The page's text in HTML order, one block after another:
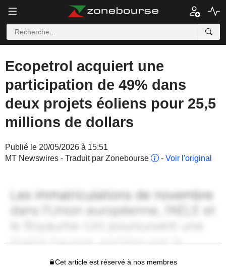
Ecopetrol acquiert une
participation de 49% dans
deux projets éoliens pour 25,5
millions de dollars
Publié le 20/05/2026 à 15:51
MT Newswires - Traduit par Zonebourse
- Voir l'original
Cet article est réservé à nos membres